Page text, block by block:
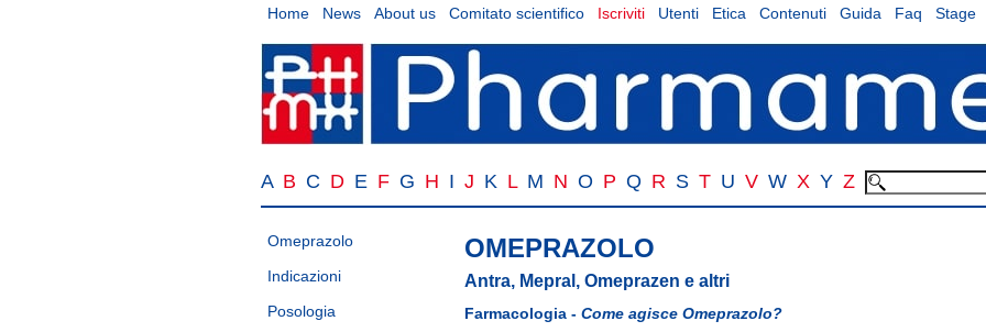
Home News About us Comitato scientifico Iscriviti Utenti Etica Contenuti Guida Faq Stage
A B C D E F G H I J K L M N O P Q R S T U V W X Y Z
Omeprazolo
Indicazioni
Posologia
OMEPRAZOLO
Antra, Mepral, Omeprazen e altri
Farmacologia - Come agisce Omeprazolo?